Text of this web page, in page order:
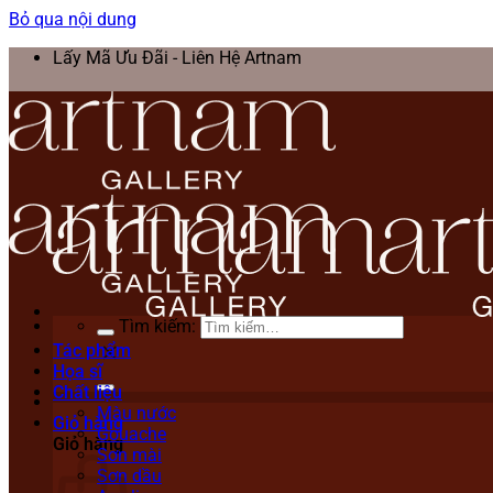
Bỏ qua nội dung
Lấy Mã Ưu Đãi - Liên Hệ Artnam
Tìm kiếm:
Giỏ hàng
Giỏ hàng
Tác phẩm
Họa sĩ
Chất liệu
Màu nước
Gouache
Sơn mài
Sơn dầu